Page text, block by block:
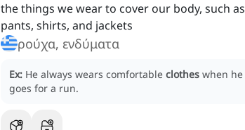
the things we wear to cover our body, such as
pants, shirts, and jackets
ρούχα, ενδύματα
Ex: He always wears comfortable clothes when he
goes for a run.